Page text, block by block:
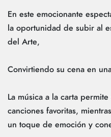
En este emocionante
la oportunidad de subir al
del Arte,
Convirtiendo su cena en
La música a la carta
canciones favoritas,
un toque de emoción y